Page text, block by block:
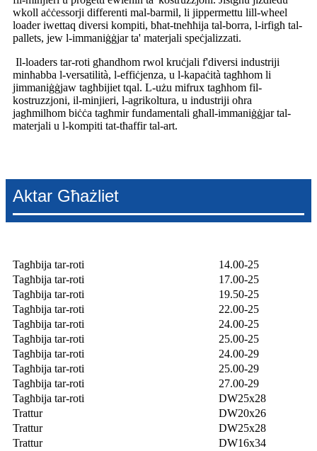
wkoll aċċessorji differenti mal-barmil, li jippermettu lill-wheel
loader iwettaq diversi kompiti, bħat-tneħħija tal-borra, l-irfigħ tal-
pallets, jew l-immaniġġjar ta' materjali speċjalizzati.
Il-loaders tar-roti għandhom rwol kruċjali f'diversi industriji
minħabba l-versatilità, l-effiċjenza, u l-kapaċità tagħhom li
jimmaniġġjaw tagħbijiet tqal. L-użu mifrux tagħhom fil-
kostruzzjoni, il-minjieri, l-agrikoltura, u industriji oħra
jagħmilhom biċċa tagħmir fundamentali għall-immaniġġjar tal-
materjali u l-kompiti tat-tħaffir tal-art.
Aktar Għażliet
Tagħbija tar-roti
14.00-25
Tagħbija tar-roti
17.00-25
Tagħbija tar-roti
19.50-25
Tagħbija tar-roti
22.00-25
Tagħbija tar-roti
24.00-25
Tagħbija tar-roti
25.00-25
Tagħbija tar-roti
24.00-29
Tagħbija tar-roti
25.00-29
Tagħbija tar-roti
27.00-29
Tagħbija tar-roti
DW25x28
Trattur
DW20x26
Trattur
DW25x28
Trattur
DW16x34